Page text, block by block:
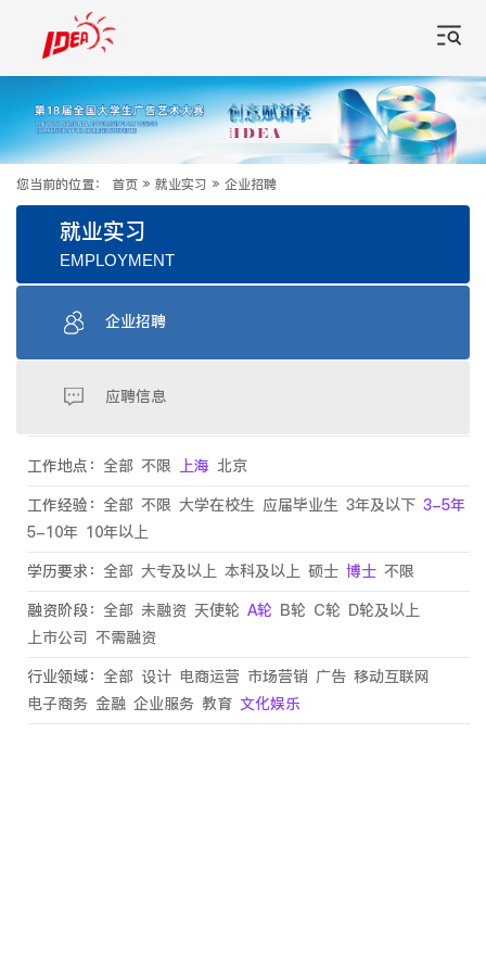
您当前的位置： 首页 » 就业实习 » 企业招聘
就业实习
EMPLOYMENT
企业招聘
应聘信息
工作地点： 全部 不限 上海 北京
工作经验： 全部 不限 大学在校生 应届毕业生 3年及以下 3-5年
5-10年 10年以上
学历要求： 全部 大专及以上 本科及以上 硕士 博士 不限
融资阶段： 全部 未融资 天使轮 A轮 B轮 C轮 D轮及以上
上市公司 不需融资
行业领域： 全部 设计 电商运营 市场营销 广告 移动互联网
电子商务 金融 企业服务 教育 文化娱乐